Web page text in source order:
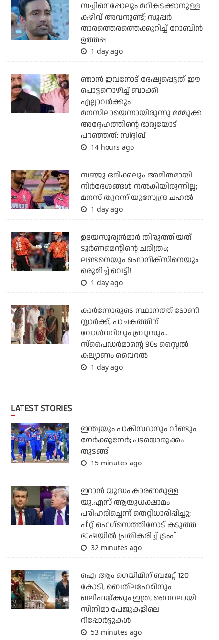
സച്ചിനെപ്പോലും മറികടക്കാനുള്ള
കഴിവ് അവനുണ്ട്; സൂപ്പര്‍
താരത്തെരത്തെക്കുറിച്ച് റോബിന്‍
ഉത്തപ്പ
1 day ago
ഞാന്‍ ഇവനോട് ദേഷ്യപ്പെട്ടത് ഈ
പൊട്ടനൊഴിച്ച് ബാക്കി
എല്ലാവര്‍ക്കും
മനസിലായെന്നായിരുന്നു മമ്മൂക്ക
അദ്ദേഹത്തിന്റെ ഭാര്യയോട്
പറഞ്ഞത്: സിദ്ദിഖ്
14 hours ago
സഞ്ജു ഒരിക്കലും അമിതമായി
നിര്‍ദേശങ്ങള്‍ നല്‍കിയിരുന്നില്ല;
മനസ് തുറന്ന് യുസ്വേന്ദ്ര ചഹല്‍
1 day ago
ഉദയസൂര്യന്‍മാര്‍ തിരുത്തിയത്
ടൂര്‍ണമെന്റിന്റെ ചരിത്രം;
ലണ്ടനെയും ഫൊനിക്‌സിനെയും
ഒരുമിച്ച് വെട്ടി!
1 day ago
കാര്‍ന്നോരുടെ സ്ഥാനത്ത് ടോണി
സ്റ്റാര്‍ക്ക്, പാചകത്തിന്
വോള്‍വറിനും ബ്രൂസും...
സ്‌പൈഡര്‍മാന്റെ 90s സ്റ്റൈല്‍
കല്യാണം വൈറല്‍
1 day ago
LATEST STORIES
ഇന്ത്യയും പാകിസ്ഥാനും വീണ്ടും
നേര്‍ക്കുനേര്‍; പടയൊരുക്കം
തുടങ്ങി
15 minutes ago
ഇറാന്‍ യുദ്ധം കാരണമുള്ള
യു.എസ് ആയുധക്ഷാമം
പരിഹരിച്ചെന്ന് തെറ്റിധാരിപ്പിച്ചു;
പീറ്റ് ഹെഗ്‌സെത്തിനോട് കടുത്ത
ഭാഷയില്‍ പ്രതികരിച്ച് ട്രംപ്
32 minutes ago
ഐ ആം ഗെയിമിന് ബജറ്റ് 120
കോടി, ബെത്‌ലഹേമിനും
ഖലീഫയ്ക്കും ഇത്ര; വൈറലായി
സിനിമാ പേജുകളിലെ
റിപ്പോര്‍ട്ടുകള്‍
53 minutes ago